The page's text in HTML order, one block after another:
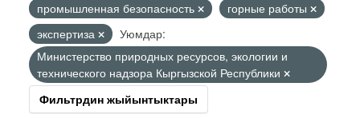
промышленная безопасность
горные работы
экспертиза
Уюмдар:
Министерство природных ресурсов, экологии и
технического надзора Кыргызской Республики
Фильтрдин жыйынтыктары